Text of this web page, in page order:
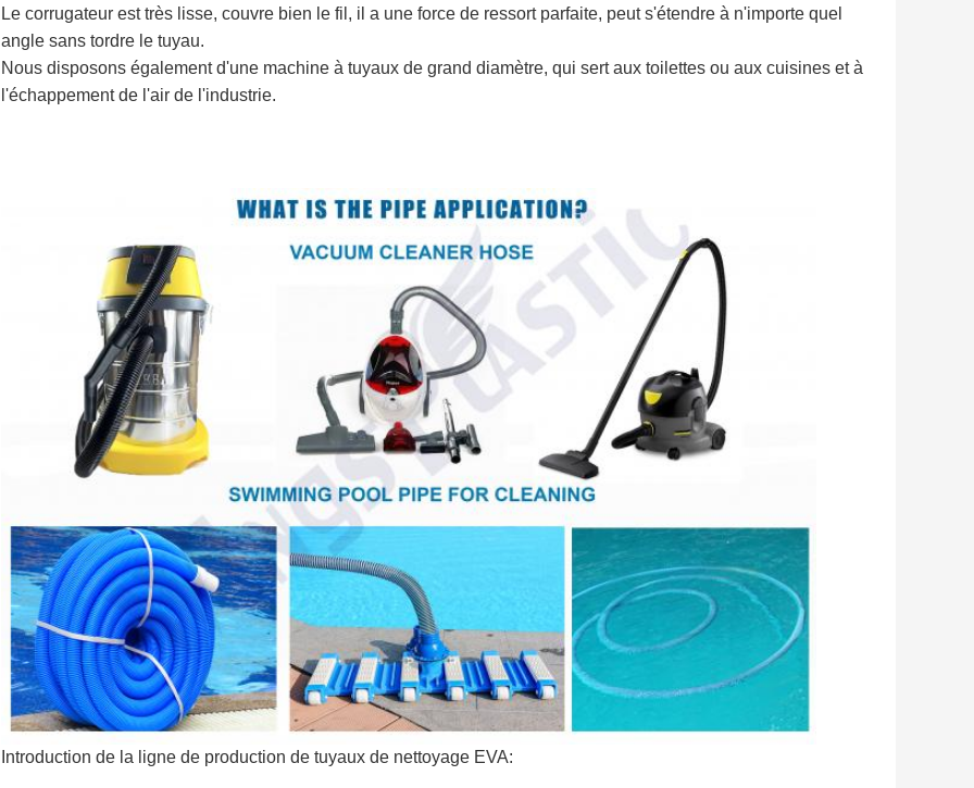
Le corrugateur est très lisse, couvre bien le fil, il a une force de ressort parfaite, peut s'étendre à n'importe quel
angle sans tordre le tuyau.
Nous disposons également d'une machine à tuyaux de grand diamètre, qui sert aux toilettes ou aux cuisines et à
l'échappement de l'air de l'industrie.
Introduction de la ligne de production de tuyaux de nettoyage EVA: